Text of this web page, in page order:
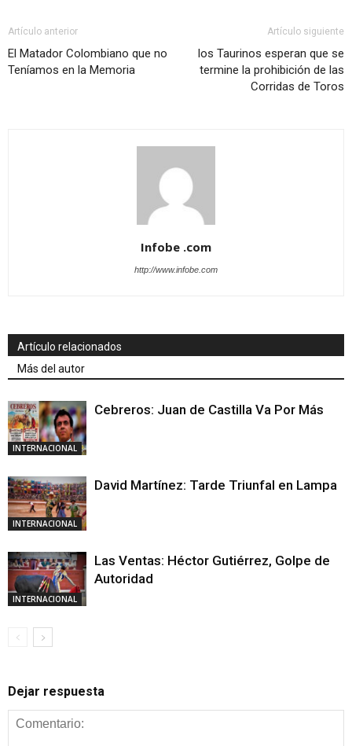
Artículo anterior
El Matador Colombiano que no
Teníamos en la Memoria
Artículo siguiente
los Taurinos esperan que se
termine la prohibición de las
Corridas de Toros
Infobe .com
http://www.infobe.com
Artículo relacionados
Más del autor
INTERNACIONAL
Cebreros: Juan de Castilla Va Por Más
INTERNACIONAL
David Martínez: Tarde Triunfal en Lampa
INTERNACIONAL
Las Ventas: Héctor Gutiérrez, Golpe de
Autoridad
Dejar respuesta